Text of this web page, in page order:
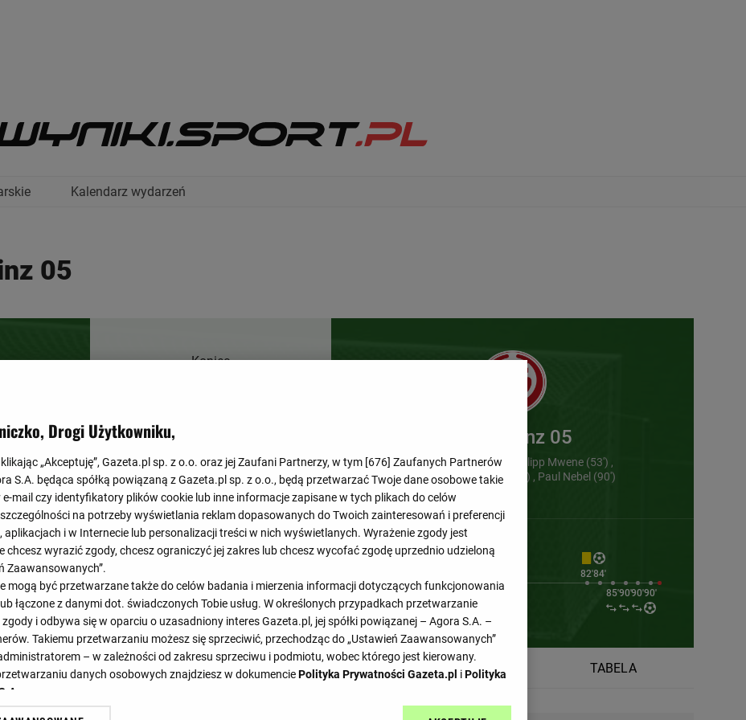
Kalendarz wydarzeń
05
Koniec
FSV Mainz 05
Nadiem Amiri (45') , Phillipp Mwene (53')
Jonathan Burkardt (73') , Paul Nebel (90')
45'
82'84'
53'
61'61' 73' 85'90'90'90'
SKŁADY STATYSTYKI TERMINARZ TABELA
Drogi Użytkowniku,
„Akceptuję”, Gazeta.pl sp. z o.o. oraz jej Zaufani Partnerzy, w tym [676] Zaufanych Partnerów
S.A. będąca spółką powiązaną z Gazeta.pl sp. z o.o., będą przetwarzać Twoje dane osobowe takie
e-mail czy identyfikatory plików cookie lub inne informacje zapisane w tych plikach do celów
na potrzeby wyświetlania reklam dopasowanych do Twoich zainteresowań i preferencji
i w Internecie lub personalizacji treści w nich wyświetlanych. Wyrażenie zgody jest
chcesz wyrazić zgody, chcesz ograniczyć jej zakres lub chcesz wycofać zgodę uprzednio udzieloną
Zaawansowanych”.
mogą być przetwarzane także do celów badania i mierzenia informacji dotyczących funkcjonowania
łączone z danymi dot. świadczonych Tobie usług. W określonych przypadkach przetwarzanie
i odbywa się w oparciu o uzasadniony interes Gazeta.pl, jej spółki powiązanej – Agora S.A. –
Takiemu przetwarzaniu możesz się sprzeciwić, przechodząc do „Ustawień Zaawansowanych”
– w zależności od zakresu sprzeciwu i podmiotu, wobec którego jest kierowany.
danych osobowych znajdziesz w dokumenciePolityka Prywatności Gazeta.pl iPolityka